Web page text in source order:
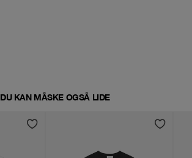
DU KAN MÅSKE OGSÅ LIDE